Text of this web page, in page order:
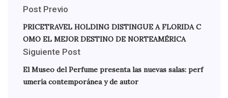
Post Previo
PRICETRAVEL HOLDING DISTINGUE A FLORIDA C
OMO EL MEJOR DESTINO DE NORTEAMÉRICA
Siguiente Post
El Museo del Perfume presenta las nuevas salas: perf
umería contemporánea y de autor